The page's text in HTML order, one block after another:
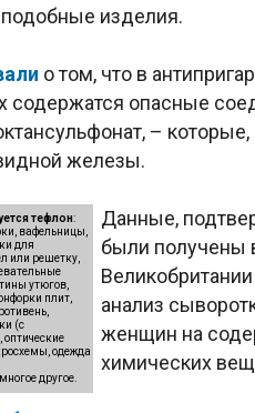
подобные изделия.
о том, что в
содержатся опасные
–
железы.
тефлон:
вафельницы,
для
или решетку,
утюгов,
плит,
(с
одежда
другое.
Данные,
были получены
анализ
женщин на
химических